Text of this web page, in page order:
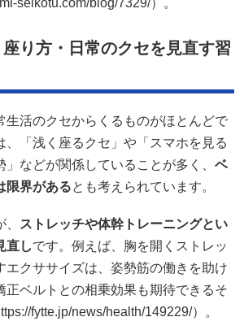
seikotu.com/blog/7329/）。
り方・日常のクセを見直す習
生活のクセからくるものがほとんどで
、「浅く座るクセ」や「スマホを見る
」などが関係していることが多く、 ベ
限界があるとも考えられています。
ストレッチや体幹トレーニングとい
直しです。例えば、胸を開くストレッ
エクササイズは、姿勢筋の働きを助け
正ベルトとの相乗効果も期待できるそ
fytte.jp/news/health/149229/）。